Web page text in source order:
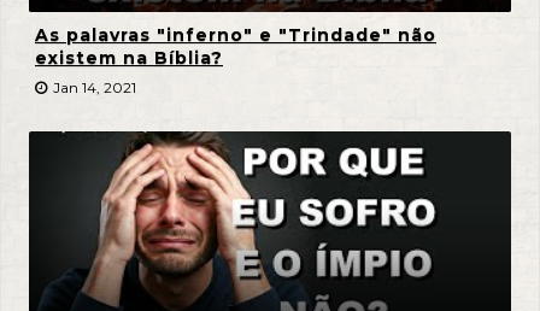
As palavras "inferno" e "Trindade" não
existem na Bíblia?
Jan 14, 2021